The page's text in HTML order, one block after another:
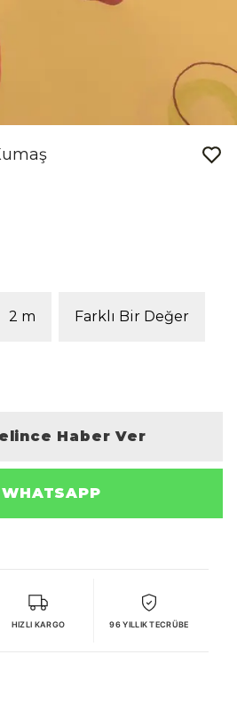
2 m Farklı Bir Değer
Haber Ver
WHATSAPP
HIZLI KARGO 96 YILLIK TECRÜBE